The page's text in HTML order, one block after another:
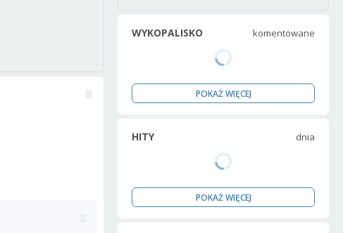
WYKOPALISKO komentowane
POKAŻ WIĘCEJ
HITY dnia
POKAŻ WIĘCEJ